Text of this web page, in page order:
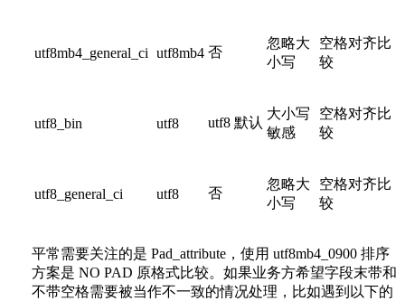
utf8mb4_general_ci utf8mb4 否
忽略大
小写
空格对齐比
较
utf8_bin utf8 utf8 默认
大小写
敏感
空格对齐比
较
utf8_general_ci utf8 否
忽略大
小写
空格对齐比
较
平常需要关注的是 Pad_attribute，使用 utf8mb4_0900 排序
方案是 NO PAD 原格式比较。如果业务方希望字段末带和
不带空格需要被当作不一致的情况处理，比如遇到以下的